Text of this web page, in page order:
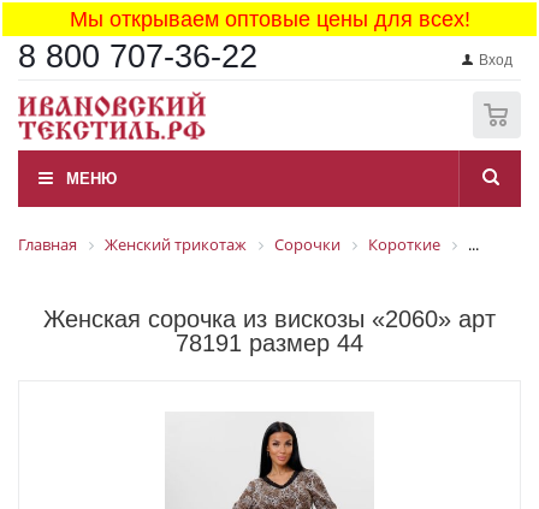
Мы открываем оптовые цены для всех!
8 800 707-36-22 Вход
МЕНЮ
Главная Женский трикотаж Сорочки Короткие ...
Женская сорочка из вискозы «2060» арт
78191 размер 44